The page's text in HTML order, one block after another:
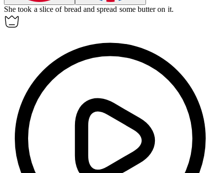
She took a slice of bread and spread some butter on it.